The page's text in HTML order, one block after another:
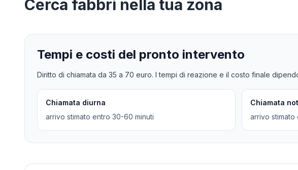
Cerca fabbri nella tua zona
Tempi e costi del pronto intervento
Diritto di chiamata da 35 a 70 euro. I tempi di reazione e il costo finale
Chiamata diurna
arrivo stimato entro 30-60 minuti
Chiamata
arrivo stimato